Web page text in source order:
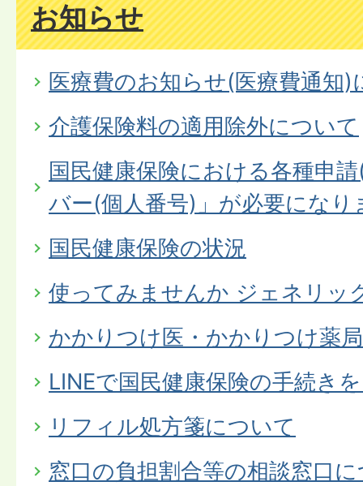
お知らせ
医療費のお知らせ(医療費通知)
介護保険料の適用除外について
国民健康保険における各種申
バー(個人番号)」が必要になり
国民健康保険の状況
使ってみませんか ジェネリッ
かかりつけ医・かかりつけ薬
LINEで国民健康保険の手続き
リフィル処方箋について
窓口の負担割合等の相談窓口